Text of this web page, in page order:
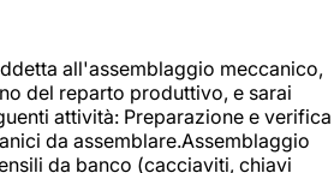
all'assemblaggio meccanico,
del reparto produttivo, e sarai
attività: Preparazione e verifica
da assemblare.Assemblaggio
da banco (cacciaviti, chiavi